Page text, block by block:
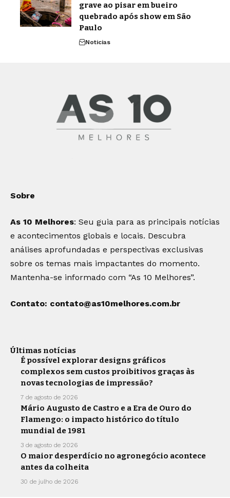
grave ao pisar em bueiro
quebrado após show em São
Paulo
Noticias
Sobre
As 10 Melhores: Seu guia para as principais notícias
e acontecimentos globais e locais. Descubra
análises aprofundadas e perspectivas exclusivas
sobre os temas mais impactantes do momento.
Mantenha-se informado com “As 10 Melhores”.
Contato: contato@as10melhores.com.br
Últimas notícias
É possível explorar designs gráficos
complexos sem custos proibitivos graças às
novas tecnologias de impressão?
7 de agosto de 2026
Mário Augusto de Castro e a Era de Ouro do
Flamengo: o impacto histórico do título
mundial de 1981
3 de agosto de 2026
O maior desperdício no agronegócio acontece
antes da colheita
30 de julho de 2026